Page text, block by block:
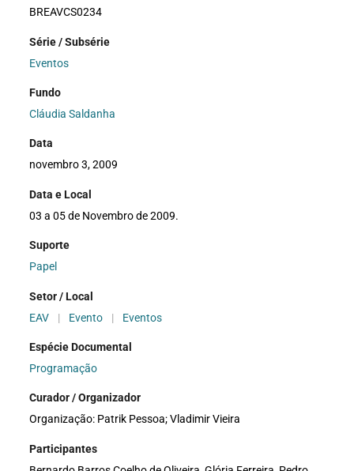
BREAVCS0234
Série / Subsérie
Eventos
Fundo
Cláudia Saldanha
Data
novembro 3, 2009
Data e Local
03 a 05 de Novembro de 2009.
Suporte
Papel
Setor / Local
EAV
| Evento | Eventos
Espécie Documental
Programação
Curador / Organizador
Organização: Patrik Pessoa; Vladimir Vieira
Participantes